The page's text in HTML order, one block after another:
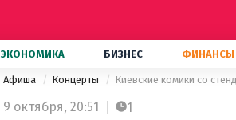
ЭКОНОМИКА БИЗНЕС ФИНАНСЫ
Афиша Концерты Киевские комики со
9 октября, 20:51 1